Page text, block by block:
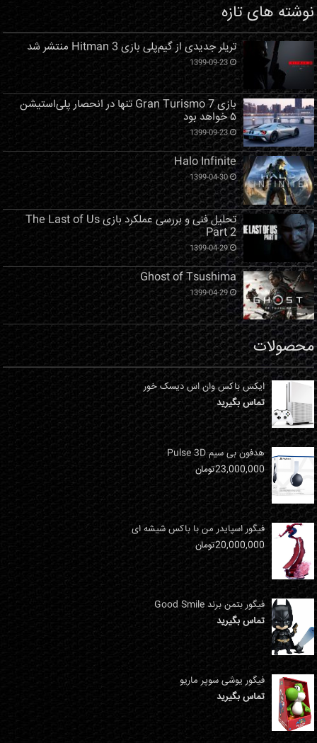
نوشته های تازه
تریلر جدیدی از گیم‌پلی بازی Hitman 3 منتشر شد
1399-09-23
بازی Gran Turismo 7 تنها در انحصار پلی‌استیشن
۵ خواهد بود
1399-09-23
Halo Infinite
1399-04-30
تحلیل فنی و بررسی عملکرد بازی The Last of Us
Part 2
1399-04-29
Ghost of Tsushima
1399-04-29
محصولات
ایکس باکس وان اس دیسک خور
تماس بگیرید
هدفون بی سیم Pulse 3D
23,000,000تومان
فیگور اسپایدر من با باکس شیشه ای
20,000,000تومان
فیگور بتمن برند Good Smile
تماس بگیرید
فیگور یوشی سوپر ماریو
تماس بگیرید